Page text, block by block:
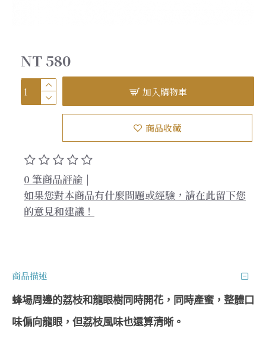
0 筆商品評論 |
如果您對本商品有什麼問題或經驗，請在此留下您
的意見和建議！
NT 580
加入購物車
商品收藏
商品描述
蜂場周邊的荔枝和龍眼樹同時開花，同時產蜜，整體口
味偏向龍眼，但荔枝風味也還算清晰。